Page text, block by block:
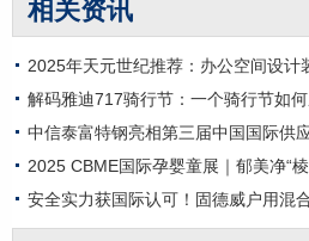
相关资讯
2025年天元世纪推荐：办公空间设计
解码雅迪717骑行节：一个骑行节如
中信泰富特钢亮相第三届中国国际供
2025 CBME国际孕婴童展｜郁美净“
安全实力获国际认可！固德威户用混